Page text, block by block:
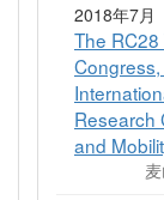
2018年7月
The
Congress,
Research
and